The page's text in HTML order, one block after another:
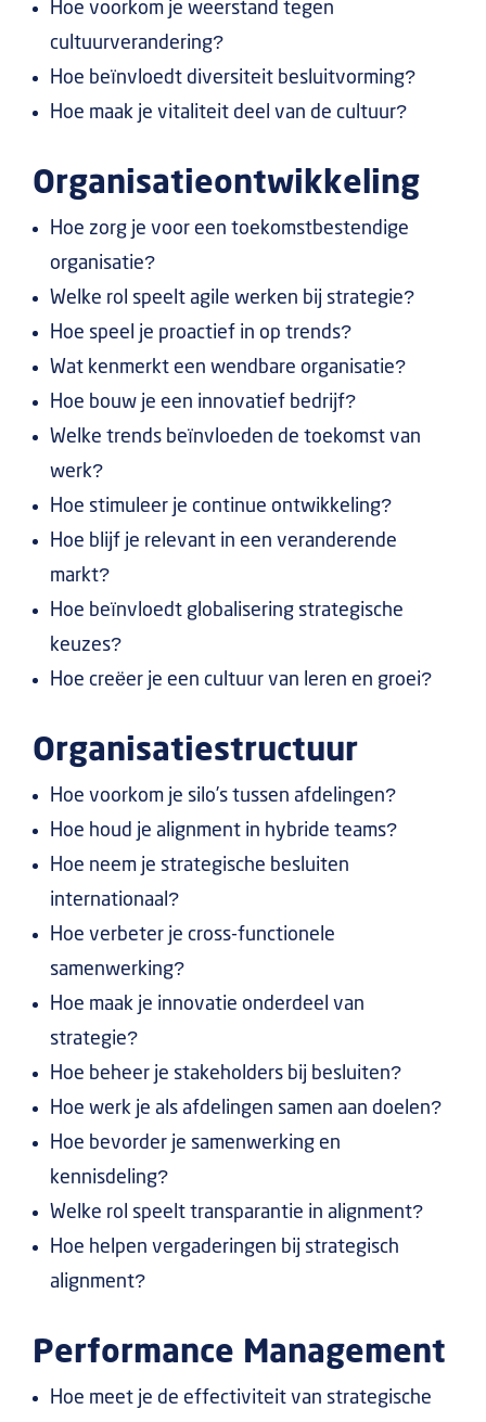
Hoe voorkom je weerstand tegen
cultuurverandering?
Hoe beïnvloedt diversiteit besluitvorming?
Hoe maak je vitaliteit deel van de cultuur?
Organisatieontwikkeling
Hoe zorg je voor een toekomstbestendige
organisatie?
Welke rol speelt agile werken bij strategie?
Hoe speel je proactief in op trends?
Wat kenmerkt een wendbare organisatie?
Hoe bouw je een innovatief bedrijf?
Welke trends beïnvloeden de toekomst van
werk?
Hoe stimuleer je continue ontwikkeling?
Hoe blijf je relevant in een veranderende
markt?
Hoe beïnvloedt globalisering strategische
keuzes?
Hoe creëer je een cultuur van leren en groei?
Organisatiestructuur
Hoe voorkom je silo’s tussen afdelingen?
Hoe houd je alignment in hybride teams?
Hoe neem je strategische besluiten
internationaal?
Hoe verbeter je cross-functionele
samenwerking?
Hoe maak je innovatie onderdeel van
strategie?
Hoe beheer je stakeholders bij besluiten?
Hoe werk je als afdelingen samen aan doelen?
Hoe bevorder je samenwerking en
kennisdeling?
Welke rol speelt transparantie in alignment?
Hoe helpen vergaderingen bij strategisch
alignment?
Performance Management
Hoe meet je de effectiviteit van strategische